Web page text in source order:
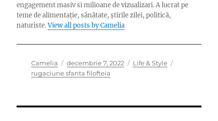
engagement masiv si milioane de vizualizari. A lucrat pe
teme de alimentație, sănătate, știrile zilei, politică,
naturiste.View all posts by Camelia
Author
Camelia
Posted
on
decembrie 7, 2022 Categories
Life & Style
rugaciune sfanta filofteia